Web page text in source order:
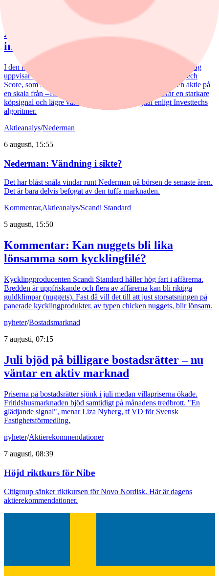
Analytikern: Tre köpvärda
investmentbolag
I den här artikeln lyfter vi fram de tre investmentbolag som i dag
uppvisar den starkaste tekniska bilden enligt vår nya Investtech
Score, som sammanfattar den tekniska bedömningen av en aktie på
en skala från –100 till +100, där högre värden indikerar en starkare
köpsignal och lägre värden en starkare säljsignal enligt Investtechs
algoritmer.
Aktieanalys/Nederman
6 augusti, 15:55
Nederman: Vändning i sikte?
Det har blåst snåla vindar runt Nederman på börsen de senaste åren.
Det är bara delvis befogat av den tuffa marknaden.
Kommentar,Aktieanalys/Scandi Standard
5 augusti, 15:50
Kommentar: Kan nuggets bli lika
lönsamma som kycklingfilé?
Kycklingproducenten Scandi Standard håller hög fart i affärerna.
Bredden är uppfriskande och flera av affärerna kan bli riktiga
guldklimpar (nuggets). Fast då vill det till att just storsatsningen på
panerade kycklingprodukter, av typen chicken nuggets, blir lönsam.
nyheter/Bostadsmarknad
7 augusti, 07:15
Juli bjöd på billigare bostadsrätter – nu
väntar en aktiv marknad
Priserna på bostadsrätter sjönk i juli medan villapriserna ökade.
Fritidshusmarknaden bjöd samtidigt på månadens tredbrott. "En
glädjande signal", menar Liza Nyberg, tf VD för Svensk
Fastighetsförmedling.
nyheter/Aktierekommendationer
7 augusti, 08:39
Höjd riktkurs för Nibe
Citigroup sänker riktkursen för Novo Nordisk. Här är dagens
aktierekommendationer.